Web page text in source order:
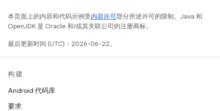
本页面上的内容和代码示例受内容许可部分所述许可的限制。Java 和
OpenJDK 是 Oracle 和/或其关联公司的注册商标。
最后更新时间 (UTC)：2026-06-22。
构建
Android 代码库
要求